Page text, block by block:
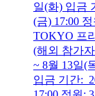
일(화) 입금
(금) 17:00
TOKYO 프
(해외 참가
~ 8월 13일(
입금 기간: